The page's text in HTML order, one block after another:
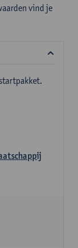
vind je